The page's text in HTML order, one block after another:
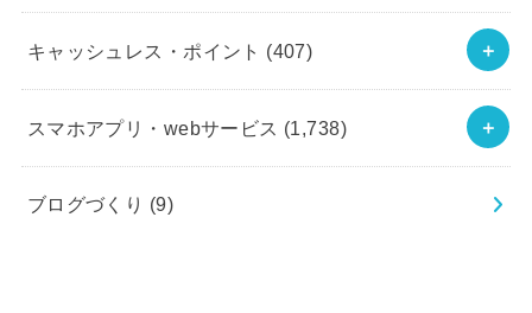
キャッシュレス・ポイント (407)
スマホアプリ・webサービス (1,738)
ブログづくり (9)